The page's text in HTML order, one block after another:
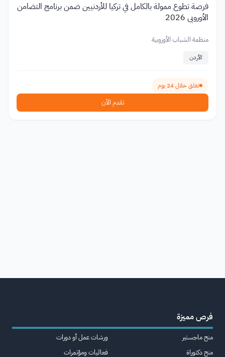
فرصة تطوع ممولة بالكامل في تركيا للأردنيين ضمن برنامج التضامن
الأوروبي 2026
منظمة الشباب الأوروبية
الأردن
تغلق خلال 24 يوم
تقدم الآن
فرص مميزة
منح ماجستير
منح دكتوراة
ورشات عمل أو دورات
فعاليات ومؤتمرات